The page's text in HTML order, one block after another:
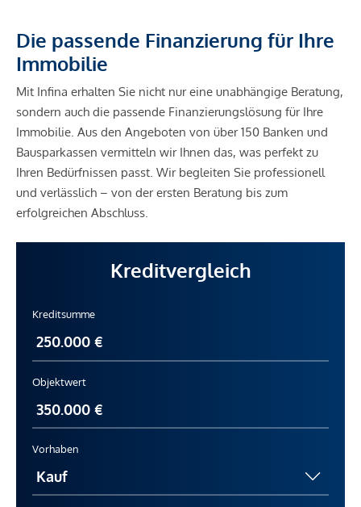
Die passende Finanzierung für Ihre
Immobilie
Mit Infina erhalten Sie nicht nur eine unabhängige Beratung,
sondern auch die passende Finanzierungslösung für Ihre
Immobilie. Aus den Angeboten von über 150 Banken und
Bausparkassen vermitteln wir Ihnen das, was perfekt zu
Ihren Bedürfnissen passt. Wir begleiten Sie professionell
und verlässlich – von der ersten Beratung bis zum
erfolgreichen Abschluss.
Kreditvergleich
Kreditsumme
Objektwert
Vorhaben